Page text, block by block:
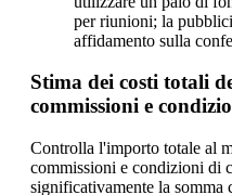
per riunioni; la
affidamento sulla
Stima dei costi totali
commissioni e
Controlla l'importo totale al
commissioni e condizioni di
significativamente la